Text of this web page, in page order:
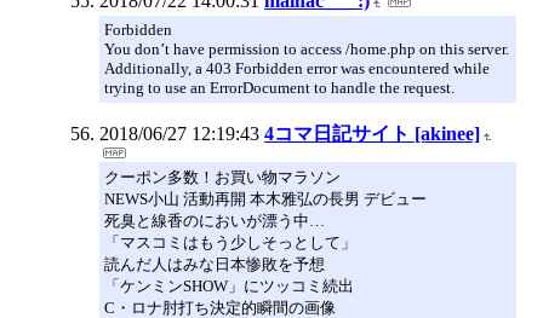
Forbidden
You don’t have permission to access /home.php on this server.
Additionally, a 403 Forbidden error was encountered while
trying to use an ErrorDocument to handle the request.
2018/06/27 12:19:43 4コマ日記サイト [akinee]
クーポン多数！お買い物マラソン
NEWS小山 活動再開 本木雅弘の長男 デビュー
死臭と線香のにおいが漂う中…
「マスコミはもう少しそっとして」
読んだ人はみな日本惨敗を予想
「ケンミンSHOW」にツッコミ続出
C・ロナ肘打ち決定的瞬間の画像